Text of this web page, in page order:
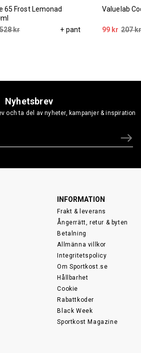
65 Frost Lemonad
528 kr + pant
Valuelab
99 kr 207 kr
Nyhetsbrev
och ta del av nyheter, kampanjer & inspiration
INFORMATION
Frakt & leverans
Ångerrätt, retur & byten
Betalning
Allmänna villkor
Integritetspolicy
Om Sportkost.se
Hållbarhet
Cookie
Rabattkoder
Black Week
Sportkost Magazine